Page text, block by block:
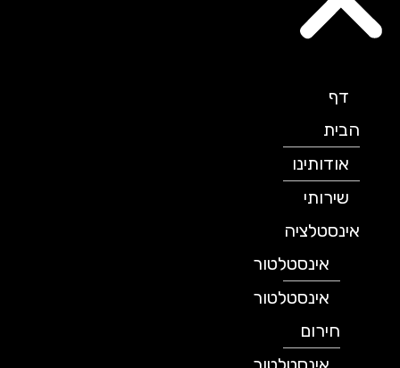
הבית
אודותינו
שירותי
אינסטלציה
אינסטלטור
אינסטלטור
חירום